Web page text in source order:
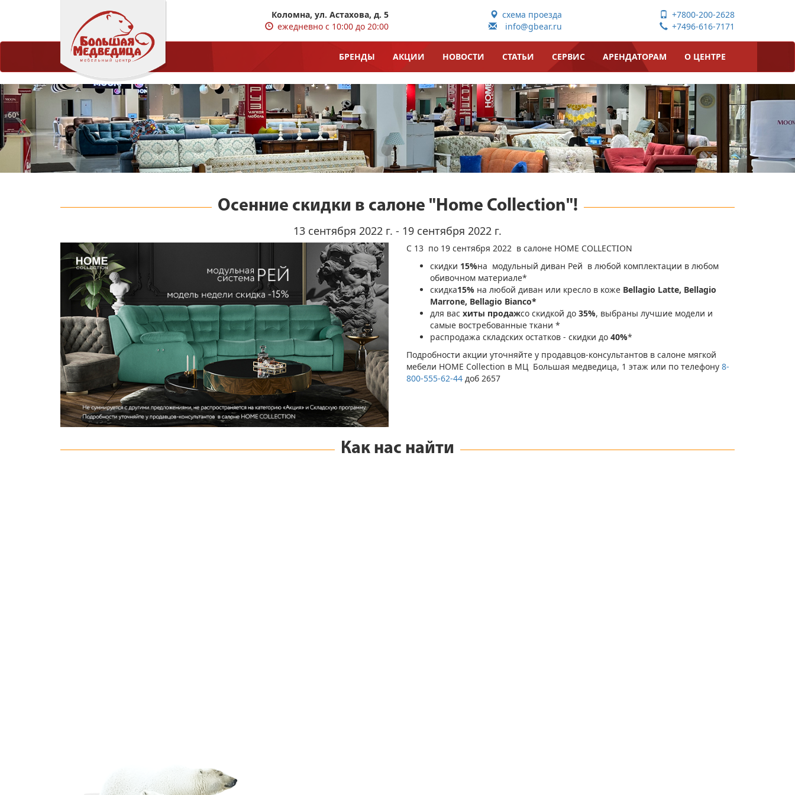
Коломна, ул. Астахова, д. 5
ежедневно с 10:00 до 20:00
схема проезда
info@gbear.ru
+7800-200-2628
+7496-616-7171
БРЕНДЫ АКЦИИ НОВОСТИ СТАТЬИ СЕРВИС АРЕНДАТОРАМ О ЦЕНТРЕ
Осенние скидки в салоне "Home Collection"!
13 сентября 2022 г. - 19 сентября 2022 г.
С 13 по 19 сентября 2022 в салоне​ HOME COLLECTION​
скидки 15%на​ ​ модульный диван Рей в любой комплектации в любом
обивочном материале*
скидка15% на любой диван или кресло в коже Bellagio Latte, Bellagio
Marrone, Bellagio Bianco*
для вас хиты продажсо скидкой до​ 35%, выбраны лучшие модели и
самые востребованные ткани *
распродажа​ складских остатков​ - скидки до 40%*
Подробности​ акции ​ уточняйте у продавцов-консультантов в салоне мягкой
мебели​ HOME Collection​ в МЦ Большая медведица, 1 этаж или по телефону​ 8-
800-555-62-44 ​ доб 2657
Как нас найти